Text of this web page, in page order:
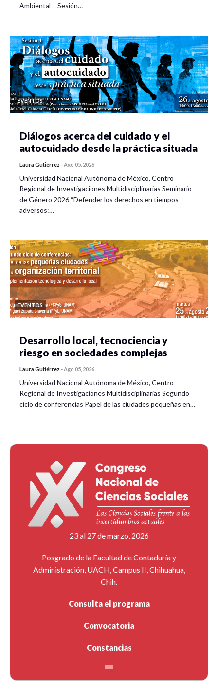
Ambiental – Sesión…
EVENTOS
Diálogos acerca del cuidado y el
autocuidado desde la práctica situada
Laura Gutiérrez -Ago 05, 2026
Universidad Nacional Autónoma de México, Centro
Regional de Investigaciones Multidisciplinarias Seminario
de Género 2026 “Defender los derechos en tiempos
adversos:…
EVENTOS
Desarrollo local, tecnociencia y
riesgo en sociedades complejas
Laura Gutiérrez -Ago 05, 2026
Universidad Nacional Autónoma de México, Centro
Regional de Investigaciones Multidisciplinarias Segundo
ciclo de conferencias Papel de las ciudades pequeñas en…
23 al 27 de marzo, 2026
Posgrado de la Facultad de Contaduría y
Administración, UACH, Campus II, Chihuahua,
Chih.
Consulta el programa
Convocatoria
Constancias